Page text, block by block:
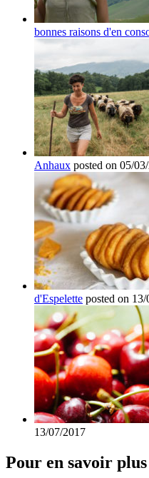
bonnes raisons d'en
Anhaux posted on 05/
d'Espelette posted on
13/07/2017
Pour en savoir plus